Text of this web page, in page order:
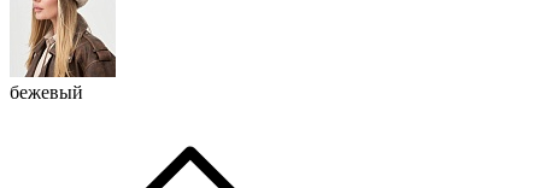
бежевый